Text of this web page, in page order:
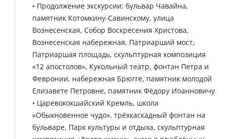
• Продолжение экскурсии: бульвар Чавайна,
памятник Котомкину-Савинскому, улица
Вознесенская, Собор Воскресения Христова,
Вознесенская набережная, Патриарший мост,
Патриаршая площадь, скульптурная композиция
«12 апостолов», Кукольный театр, фонтан Петра и
Февронии, набережная Брюгге, памятник молодой
Елизавете Петровне, памятник Фёдору Иоанновичу
• Царевококшайский Кремль, школа
«Обыкновенное чудо», трёхкаскадный фонтан на
бульваре, Парк культуры и отдыха, скульптурная